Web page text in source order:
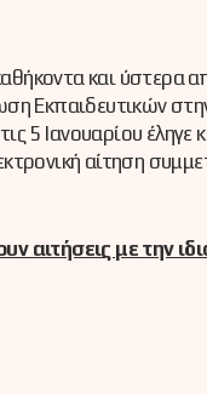
και ύστερα
Εκπαιδευτικών
5 Ιανουαρίου έληγε
αίτηση
αιτήσεις με την